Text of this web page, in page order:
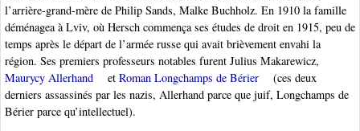
l’arrière-grand-mère de Philip Sands, Malke Buchholz. En 1910 la famille
déménagea à Lviv, où Hersch commença ses études de droit en 1915, peu de
temps après le départ de l’armée russe qui avait brièvement envahi la
région. Ses premiers professeurs notables furent Julius Makarewicz,
Maurycy Allerhand
et Roman Longchamps de Bérier
(ces deux
derniers assassinés par les nazis, Allerhand parce que juif, Longchamps de
Bérier parce qu’intellectuel).